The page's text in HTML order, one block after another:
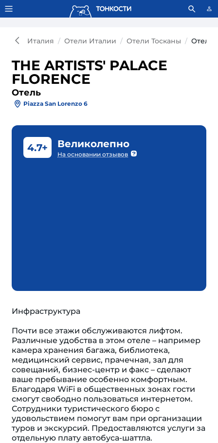
Тонкости используют сookie-файлы. Что это значит?
Италия Отели Италии Отели Тосканы Отель
THE ARTISTS' PALACE
FLORENCE
Отель
Piazza San Lorenzo 6
4.7+ Великолепно
На основании отзывов
Инфраструктура
Почти все этажи обслуживаются лифтом.
Различные удобства в этом отеле – например
камера хранения багажа, библиотека,
медицинский сервис, прачечная, зал для
совещаний, бизнес-центр и факс – сделают
ваше пребывание особенно комфортным.
Благодаря WiFi в общественных зонах гости
смогут свободно пользоваться интернетом.
Сотрудники туристического бюро с
удовольствием помогут вам при организации
туров и экскурсий. Предоставляются услуги за
отдельную плату автобуса-шаттла.